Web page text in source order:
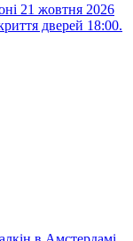
21 жовтня 2026
дверей 18:00.